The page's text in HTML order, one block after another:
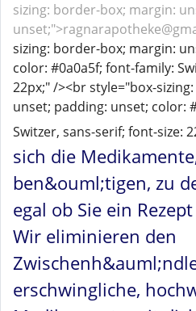
sizing: border-box; margin:
sizing: border-box; margin:
color: #0a0a5f; font-family:
22px;" /><br style="box-
unset; padding: unset; color:
Switzer, sans-serif; font-size:
sich die
ben&ouml;tigen, zu
egal ob Sie ein
Wir eliminieren den
erschwingliche,